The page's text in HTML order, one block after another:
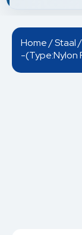
Home/Staal
-(Type:Nylon